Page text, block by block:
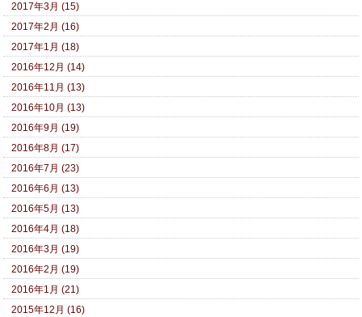
2017年3月 (15)
2017年2月 (16)
2017年1月 (18)
2016年12月 (14)
2016年11月 (13)
2016年10月 (13)
2016年9月 (19)
2016年8月 (17)
2016年7月 (23)
2016年6月 (13)
2016年5月 (13)
2016年4月 (18)
2016年3月 (19)
2016年2月 (19)
2016年1月 (21)
2015年12月 (16)